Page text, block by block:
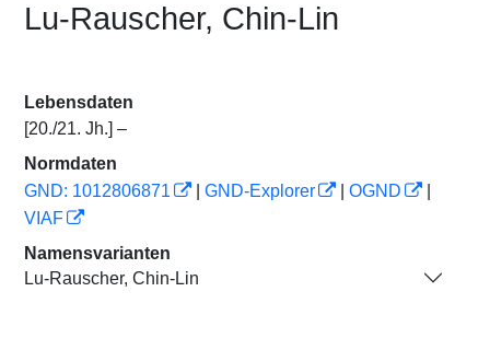
Lu-Rauscher, Chin-Lin
Lebensdaten
[20./21. Jh.] –
Normdaten
GND: 1012806871
GND-Explorer OGND
VIAF
Namensvarianten
Lu-Rauscher, Chin-Lin